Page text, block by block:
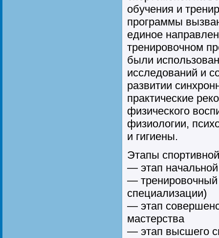
обучения и
программы
единое
тренировочном
были
исследований и
развитии
практические
физического
физиологии,
и гигиены.
Этапы
— этап начальной
— тренировочный
специализации)
— этап
мастерства
— этап высшего